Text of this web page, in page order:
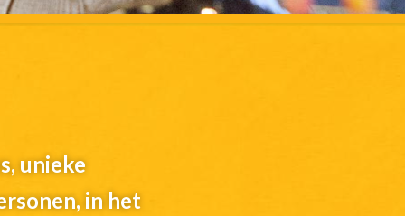
unieke
in het